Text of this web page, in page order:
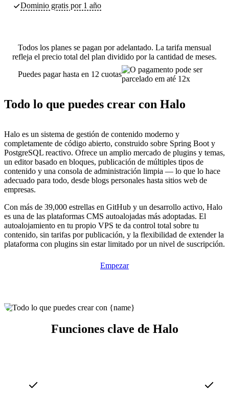
Dominio gratis por 1 año
Todos los planes se pagan por adelantado. La tarifa mensual
refleja el precio total del plan dividido por la cantidad de meses.
Puedes pagar hasta en 12 cuotas
Todo lo que puedes crear con Halo
Halo es un sistema de gestión de contenido moderno y
completamente de código abierto, construido sobre Spring Boot y
PostgreSQL reactivo. Ofrece un amplio mercado de plugins y temas,
un editor basado en bloques, publicación de múltiples tipos de
contenido y una consola de administración limpia — lo que lo hace
adecuado para todo, desde blogs personales hasta sitios web de
empresas.
Con más de 39,000 estrellas en GitHub y un desarrollo activo, Halo
es una de las plataformas CMS autoalojadas más adoptadas. El
autoalojamiento en tu propio VPS te da control total sobre tu
contenido, sin tarifas por publicación, y la flexibilidad de extender la
plataforma con plugins sin estar limitado por un nivel de suscripción.
Empezar
Funciones clave de Halo